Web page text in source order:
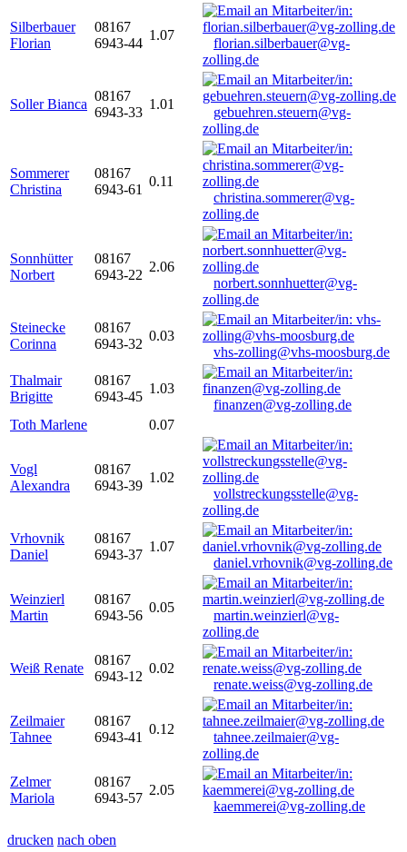
Silberbauer
Florian
08167
6943-44
1.07
florian.silberbauer@vg-
zolling.de
Soller Bianca
08167
6943-33
1.01
gebuehren.steuern@vg-
zolling.de
Sommerer
Christina
08167
6943-61
0.11
christina.sommerer@vg-
zolling.de
Sonnhütter
Norbert
08167
6943-22
2.06
norbert.sonnhuetter@vg-
zolling.de
Steinecke
Corinna
08167
6943-32
0.03
vhs-zolling@vhs-moosburg.de
Thalmair
Brigitte
08167
6943-45
1.03
finanzen@vg-zolling.de
Toth Marlene
0.07
Vogl
Alexandra
08167
6943-39
1.02
vollstreckungsstelle@vg-
zolling.de
Vrhovnik
Daniel
08167
6943-37
1.07
daniel.vrhovnik@vg-zolling.de
Weinzierl
Martin
08167
6943-56
0.05
martin.weinzierl@vg-
zolling.de
Weiß Renate
08167
6943-12
0.02
renate.weiss@vg-zolling.de
Zeilmaier
Tahnee
08167
6943-41
0.12
tahnee.zeilmaier@vg-
zolling.de
Zelmer
Mariola
08167
6943-57
2.05
kaemmerei@vg-zolling.de
drucken nach oben